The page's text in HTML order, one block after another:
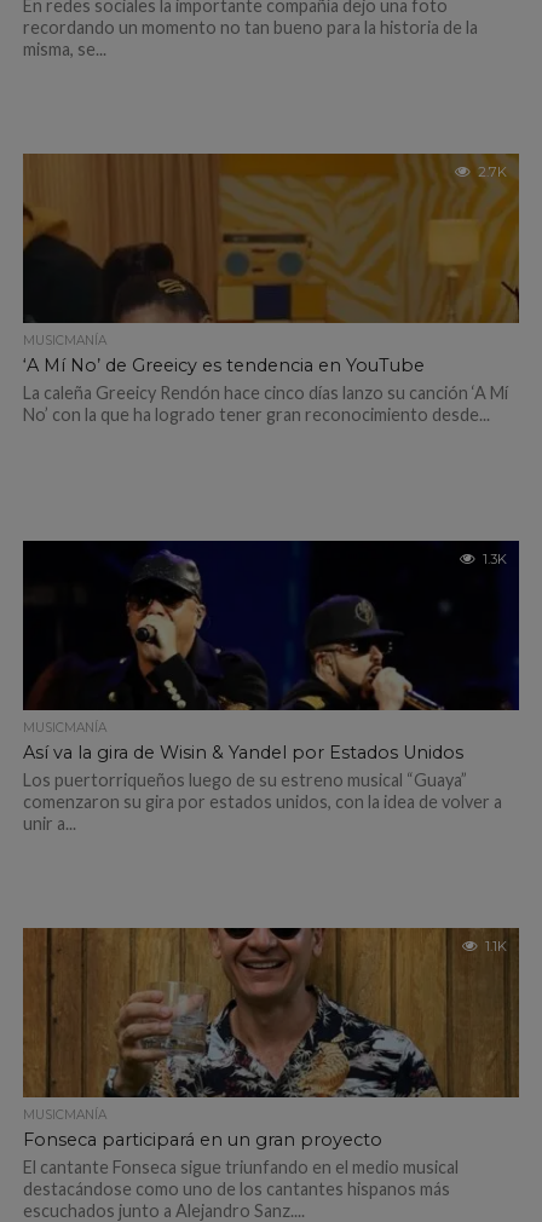
En redes sociales la importante compañía dejo una foto
recordando un momento no tan bueno para la historia de la
misma, se...
2.7K
MUSICMANÍA
‘A Mí No’ de Greeicy es tendencia en YouTube
La caleña Greeicy Rendón hace cinco días lanzo su canción ‘A Mí
No’ con la que ha logrado tener gran reconocimiento desde...
1.3K
MUSICMANÍA
Así va la gira de Wisin & Yandel por Estados Unidos
Los puertorriqueños luego de su estreno musical “Guaya”
comenzaron su gira por estados unidos, con la idea de volver a
unir a...
1.1K
MUSICMANÍA
Fonseca participará en un gran proyecto
El cantante Fonseca sigue triunfando en el medio musical
destacándose como uno de los cantantes hispanos más
escuchados junto a Alejandro Sanz....